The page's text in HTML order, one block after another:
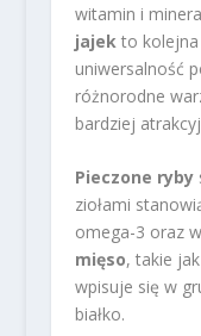
witamin i
jajek to
uniwersalność
różnorodne
bardziej
Pieczone ryby
ziołami
omega-3 oraz
mięso, takie
wpisuje się w
białko.